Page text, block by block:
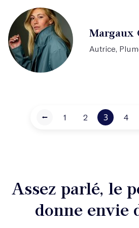
Margaux
Autrice,
⭠ 1 2 3 4
Assez parlé, le
donne envie